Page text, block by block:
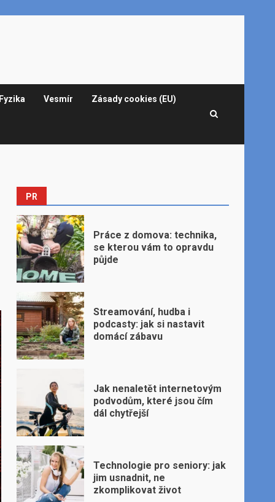
Vesmír Zásady cookies (EU)
PR
Práce z domova: technika,
se kterou vám to opravdu
půjde
Streamování, hudba i
podcasty: jak si nastavit
domácí zábavu
Jak nenaletět internetovým
podvodům, které jsou čím
dál chytřejší
Technologie pro seniory: jak
jim usnadnit, ne
zkomplikovat život